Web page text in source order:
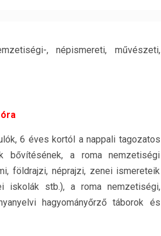
, népismereti, művészeti,
6 éves kortól a nappali tagozatos
bővítésének, a roma nemzetiségi
földrajzi, néprajzi, zenei ismereteik
iskolák stb.), a roma nemzetiségi,
hagyományőrző táborok és